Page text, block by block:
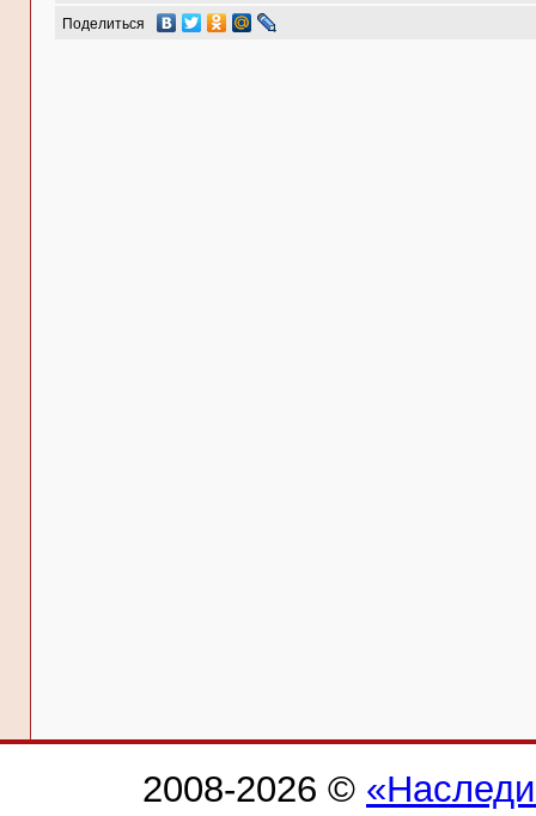
Поделиться
2008-2026 ©